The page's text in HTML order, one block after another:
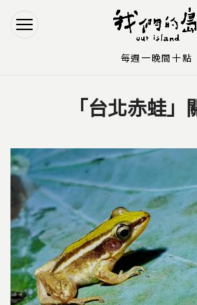
Jump to
Jump to Main
「台北赤蛙」
每週一晚間十點